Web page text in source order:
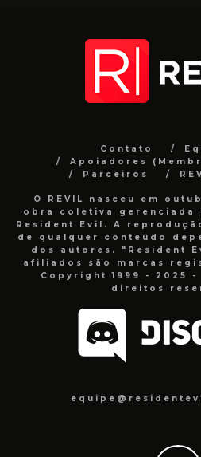
Contato
Apoiadores
Parceiros
O REVIL nasceu em
obra coletiva gerenciada
Resident Evil. A
de qualquer conteúdo
dos autores. "Resident
afiliados são marcas
Copyright 1999 - 2025 -
direitos